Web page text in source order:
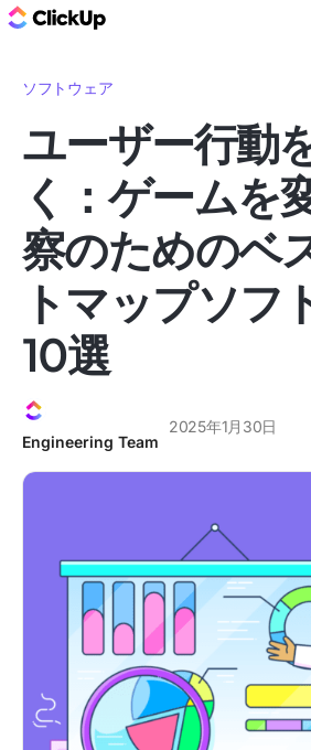
ソフトウェア
ユーザー行動
く：ゲームを
察のためのベ
トマップソフ
10選
Engineering Team
2025年1月30日